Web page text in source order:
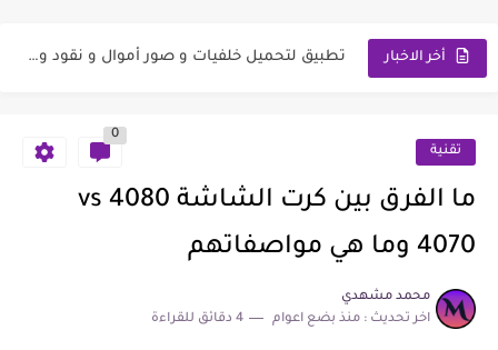
أخر الاخبار تطبيق لتحميل خلفيات و صور أموال و نقود و مصاري...
تطبيق لتعيين خلفيات و صور سوداء مظلمة أكثر من 20000... تقنية
0
ما الفرق بين كرت الشاشة 4080 vs
4070 وما هي مواصفاتهم
محمد مشهدي
اخر تحديث : منذ بضع اعوام 4 دقائق للقراءة